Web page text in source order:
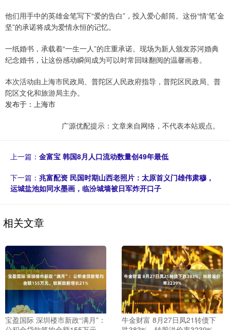
他们用手中的英雄金笔写下“爱的告白”，投入爱心邮筒。这份“情‘笔’金
坚”的承诺将成为爱情永恒的记忆。
一纸婚书，承载着“一生一人”的庄重承诺。现场为新人颁发苏河婚典
纪念婚书，让这份感动瞬间成为可以时常回味翻阅的温馨画卷。
本次活动由上海市民政局、普陀区人民政府指导，普陀区民政局、普
陀区文化和旅游局主办。
发布于：上海市
广源优配提示：文章来自网络，不代表本站观点。
上一篇： 金富宝 韩国8月人口流动数量创49年最低
下一篇： 兆富配资 民国时期山西老照片：太原首义门雄伟肃穆，
运城盐池如同水墨画，临汾城墙被日军炸开口子
相关文章
宝盈国际 深圳楼市新政“满月”：
牛金财富 8月27日凤21转债下